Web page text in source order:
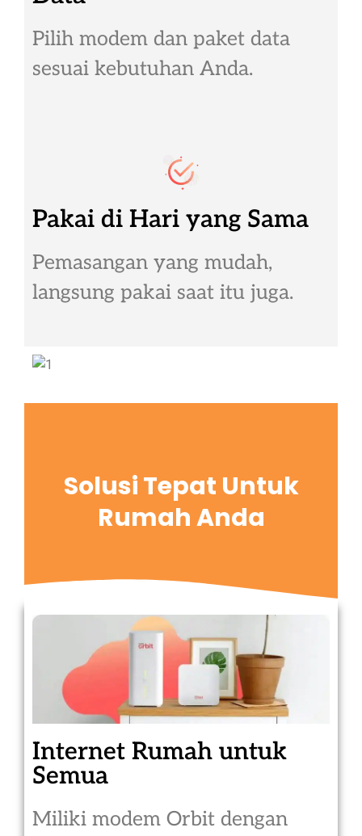
Pilih modem dan paket data
sesuai kebutuhan Anda.
Pakai di Hari yang Sama
Pemasangan yang mudah,
langsung pakai saat itu juga.
Solusi Tepat Untuk
Rumah Anda
Internet Rumah untuk
Semua
Miliki modem Orbit dengan